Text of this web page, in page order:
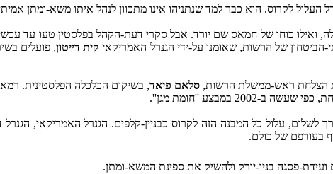
לקרוס. הוא כבר למד שנתניהו אינו מתכוון לנהל איתו משא-ומתן
ואילו כוחו של חמאס שם יורד. אבל סקרי דעת-הקהל בפלסטין טעו עד
של הרשות, שאומנו על-ידי הגנרל האמריקאי קית דייטון, פועלים
הצלחת ראש-ממשלת הרשות, סלאם פיאד, בשיקום הכלכלה הפלסטינית.
במבצע ''חומת מגן''.
עלול כל המבנה הזה לקרוס כבניין-קלפים. הגנרל האמריקאי,
בעורפם של כולם.
פסגה בניו-יורק ולהשיק את ספינת המשא-ומתן.